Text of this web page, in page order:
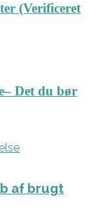
(Verificeret
Det du bør
af brugt